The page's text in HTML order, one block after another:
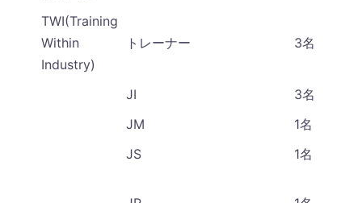
TWI(Training
Within
Industry)
トレーナー 3名
JI
3名
JM
1名
JS
1名